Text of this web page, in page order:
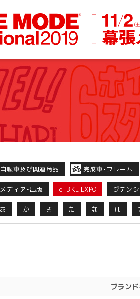
自転車及び関連商品 完成車・フレーム
メディア・出版 e-BIKE EXPO ジテン
あ か さ た な は
ブラン